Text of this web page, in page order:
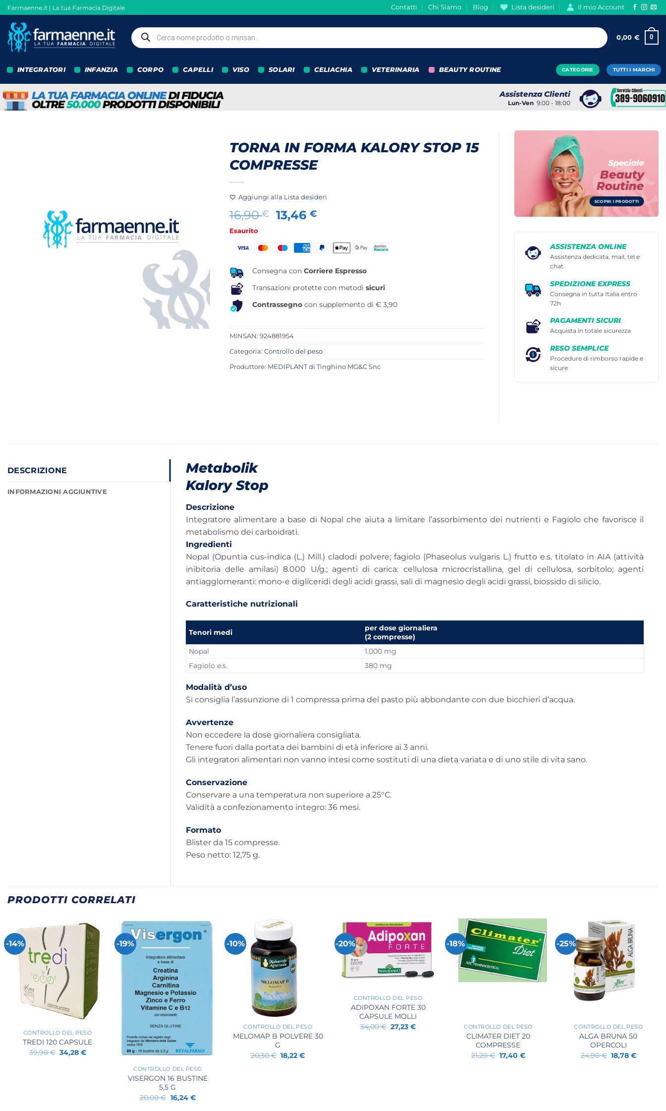
Salta
ai
contenuti
Farmaenne.it | La tua Farmacia Digitale Contatti Chi Siamo Blog Lista desideri Il mio Account
Ricerca
prodotti
0,00 € 0
INTEGRATORI INFANZIA CORPO CAPELLI VISO SOLARI CELIACHIA VETERINARIA BEAUTY ROUTINE CATEGORIE TUTTI I MARCHI
Assistenza Clienti
Lun-Ven 9:00 - 18:00
TORNA IN FORMA KALORY STOP 15
COMPRESSE
Aggiungi alla Lista desideri
16,90€
Il
era:
13,46€
attuale
è:
Esaurito
Consegna con Corriere Espresso
Transazioni protette con metodi sicuri
Contrassegno con supplemento di € 3,90
MINSAN: 924881954
Categoria: Controllo del peso
Produttore: MEDIPLANT di Tinghino MG&C Snc
Speciale
Beauty
Routine
SCOPRI I PRODOTTI
ASSISTENZA ONLINE
Assistenza dedicata, mail, tel e
chat
SPEDIZIONE EXPRESS
Consegna in tutta Italia entro
72h
PAGAMENTI SICURI
Acquista in totale sicurezza
RESO SEMPLICE
Procedure di rimborso rapide e
sicure
DESCRIZIONE
INFORMAZIONI AGGIUNTIVE
Metabolik
Kalory Stop
Descrizione
Integratore alimentare a base di Nopal che aiuta a limitare l’assorbimento dei nutrienti e Fagiolo che favorisce il
metabolismo dei carboidrati.
Ingredienti
Nopal (Opuntia cus-indica (L.) Mill.) cladodi polvere; fagiolo (Phaseolus vulgaris L.) frutto e.s. titolato in AIA (attività
inibitoria delle amilasi) 8.000 U/g.; agenti di carica: cellulosa microcristallina, gel di cellulosa, sorbitolo; agenti
antiagglomeranti: mono-e digliceridi degli acidi grassi, sali di magnesio degli acidi grassi, biossido di silicio.
Caratteristiche nutrizionali
Tenori medi
per dose giornaliera
(2 compresse)
Nopal
1.000 mg
Fagiolo e.s.
380 mg
Modalità d’uso
Si consiglia l’assunzione di 1 compressa prima del pasto più abbondante con due bicchieri d’acqua.
Avvertenze
Non eccedere la dose giornaliera consigliata.
Tenere fuori dalla portata dei bambini di età inferiore ai 3 anni.
Gli integratori alimentari non vanno intesi come sostituti di una dieta variata e di uno stile di vita sano.
Conservazione
Conservare a una temperatura non superiore a 25°C.
Validità a confezionamento integro: 36 mesi.
Formato
Blister da 15 compresse.
Peso netto: 12,75 g.
PRODOTTI CORRELATI
-14%
CONTROLLO DEL PESO
TREDI 120 CAPSULE
39,90€ Il
prezzo
34,28 €Il
-19%
+
CONTROLLO DEL PESO
VISERGON 16 BUSTINE
5,5 G
20,00€ Il
prezzo
16,24 €Il
-10%
CONTROLLO DEL PESO
MELOMAP B POLVERE 30
G
20,30€ Il
prezzo
18,22€Il
-20%
+
CONTROLLO DEL PESO
ADIPOXAN FORTE 30
CAPSULE MOLLI
34,00€ Il
prezzo
27,23€Il
-18%
CONTROLLO DEL PESO
CLIMATER DIET 20
COMPRESSE
21,20€ Il
prezzo
17,40 €Il
-25%
CONTROLLO DEL PESO
ALGA BRUNA 50
OPERCOLI
24,90€ Il
prezzo
18,78 €Il